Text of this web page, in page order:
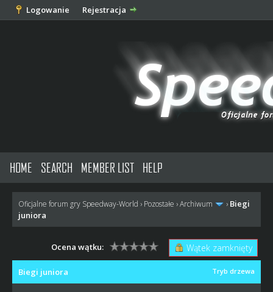
Logowanie Rejestracja
HOME SEARCH MEMBER LIST HELP
Oficjalne forum gry Speedway-World › Pozostałe ›Archiwum › Biegi
juniora
Wątek zamknięty
Ocena wątku:
Tryb drzewa
Biegi juniora